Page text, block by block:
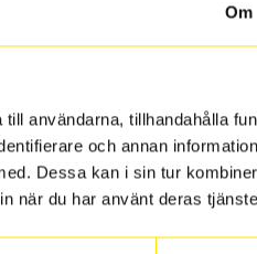
Om
användarna, tillhandahålla
och annan
Dessa kan i sin tur
när du har använt deras